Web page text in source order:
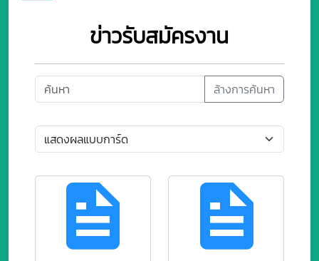
ข่าวรับสมัครงาน
ล้างการค้นหา